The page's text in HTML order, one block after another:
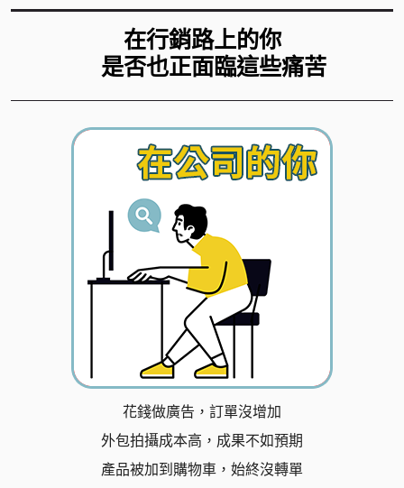
在行銷路上的你
是否也正面臨這些痛苦
花錢做廣告，訂單沒增加
外包拍攝成本高，成果不如預期
產品被加到購物車，始終沒轉單